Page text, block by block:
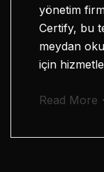
yönetim
Certify, bu
meydan
için
Read More